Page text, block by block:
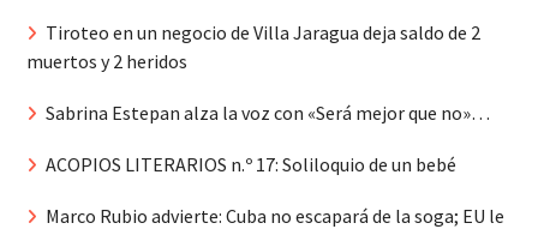
Tiroteo en un negocio de Villa Jaragua deja saldo de 2
muertos y 2 heridos
Sabrina Estepan alza la voz con «Será mejor que no»…
ACOPIOS LITERARIOS n.º 17: Soliloquio de un bebé
Marco Rubio advierte: Cuba no escapará de la soga; EU le